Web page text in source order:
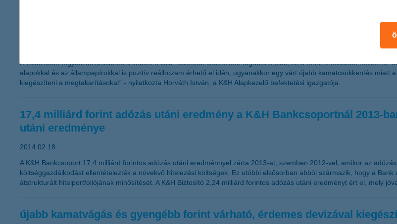
A változatlan fogyasztói árakat és a kedvező GDP adatokat kedvezően fogadta a piac, és a forint erősödése mellett az
alapokkal és az állampapírokkal is pozitív reálhozam érhető el idén, ugyanakkor egy várt újabb kamatcsökkentés miatt
kiegészíteni a megtakarításokat” - nyilatkozta Horváth István, a K&H Alapkezelő befektetési igazgatója.
17,4 milliárd forint adózás utáni eredmény a K&H Bankcsoportnál 2013-
utáni eredménye
2014.02.18.
A K&H Bankcsoport 17,4 milliárd forintos adózás utáni eredménnyel zárta 2013-at, szemben 2012-vel, amikor az
költséggazdálkodást ellentételezték a növekvő hitelezési költségek. Ez utóbbi elsősorban abból származik, hogy a
átstrukturált hitelportfoliójának minősítését. A K&H Biztosító 2,24 milliárd forintos adózás utáni eredményt ért el, mely
újabb kamatvágás és gyengébb forint várható, érdemes devizával